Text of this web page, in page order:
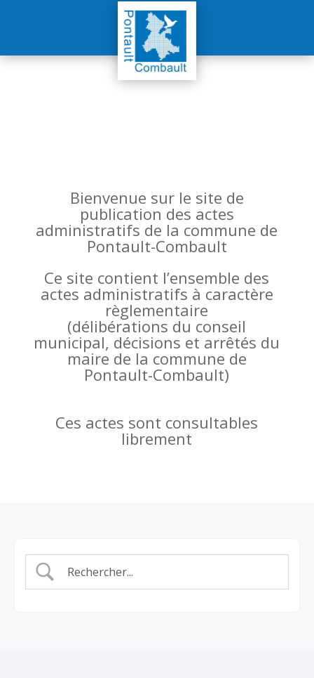
Bienvenue sur le site de
publication des actes
administratifs de la commune de
Pontault-Combault
Ce site contient l’ensemble des
actes administratifs à caractère
règlementaire
(délibérations du conseil
municipal, décisions et arrêtés du
maire de la commune de
Pontault-Combault)
Ces actes sont consultables
librement